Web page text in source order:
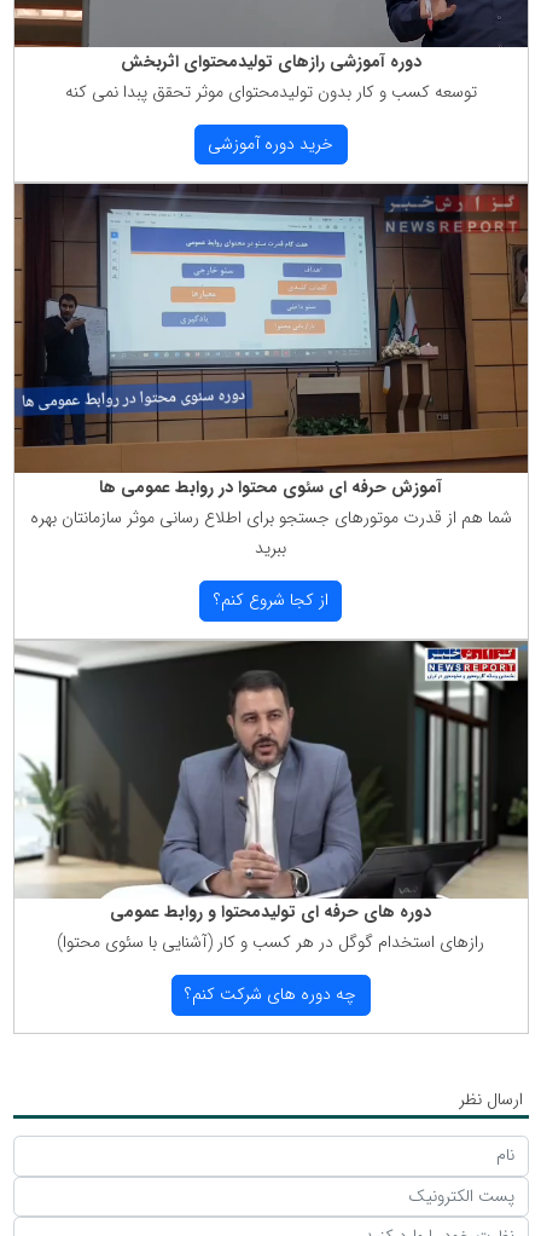
دوره آموزشی رازهای تولیدمحتوای اثربخش
توسعه كسب و كار بدون تولیدمحتوای موثر تحقق پبدا نمی كنه
خرید دوره آموزشی
آموزش حرفه ای سئوی محتوا در روابط عمومی ها
شما هم از قدرت موتورهای جستجو برای اطلاع رسانی موثر سازمانتان بهره
ببرید
از كجا شروع كنم؟
دوره های حرفه ای تولیدمحتوا و روابط عمومی
رازهای استخدام گوگل در هر كسب و كار (آشنایی با سئوی محتوا)
چه دوره های شركت كنم؟
ارسال نظر